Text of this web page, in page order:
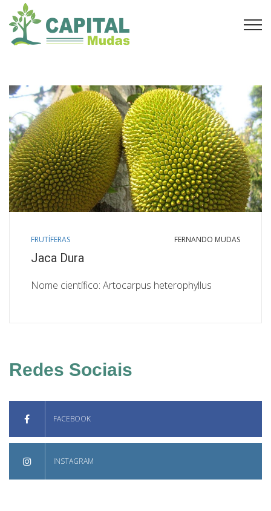
FRUTÍFERAS FERNANDO MUDAS
Jaca Dura
Nome científico: Artocarpus heterophyllus
Redes Sociais
FACEBOOK
INSTAGRAM